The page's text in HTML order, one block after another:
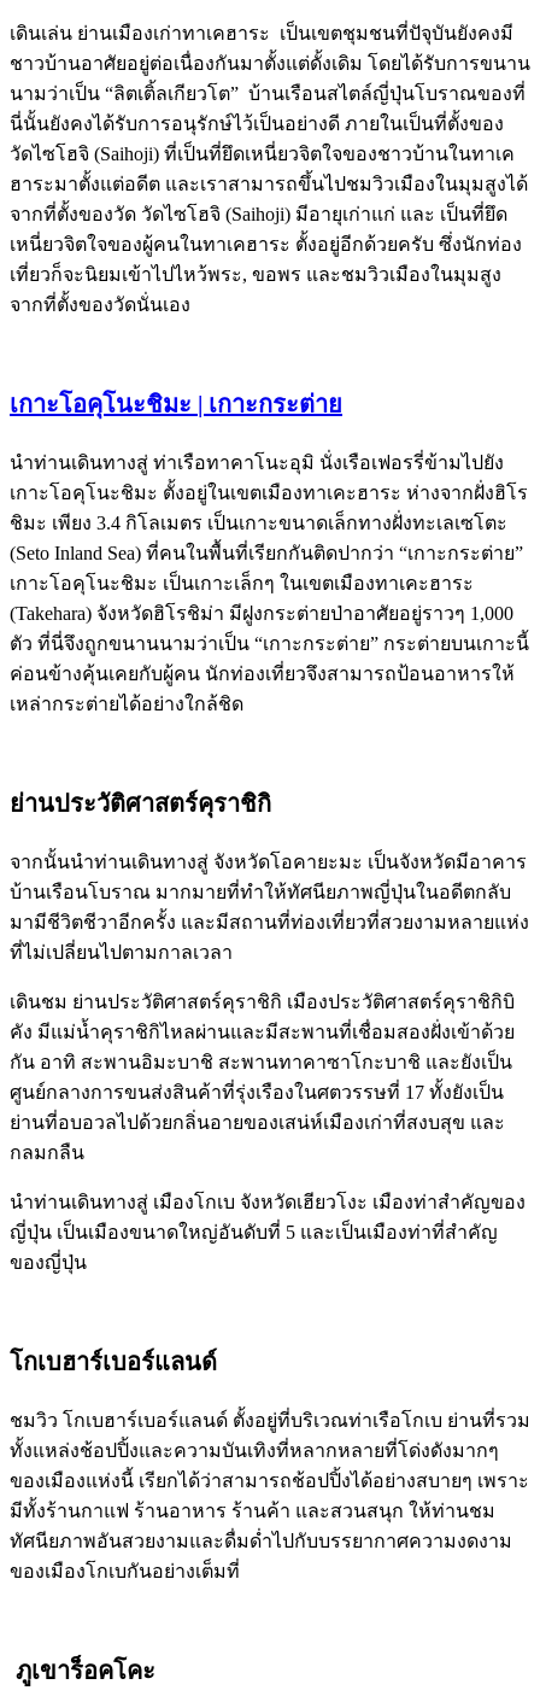
เดินเล่น ย่านเมืองเก่าทาเคฮาระ เป็นเขตชุมชนที่ปัจุบันยังคงมี
ชาวบ้านอาศัยอยู่ต่อเนื่องกันมาตั้งแต่ดั้งเดิม โดยได้รับการขนาน
นามว่าเป็น “ลิตเติ้ลเกียวโต” บ้านเรือนสไตล์ญี่ปุ่นโบราณของที่
นี่นั้นยังคงได้รับการอนุรักษ์ไว้เป็นอย่างดี ภายในเป็นที่ตั้งของ
วัดไซโฮจิ (Saihoji) ที่เป็นที่ยึดเหนี่ยวจิตใจของชาวบ้านในทาเค
ฮาระมาตั้งแต่อดีต และเราสามารถขึ้นไปชมวิวเมืองในมุมสูงได้
จากที่ตั้งของวัด วัดไซโฮจิ (Saihoji) มีอายุเก่าแก่ และ เป็นที่ยึด
เหนี่ยวจิตใจของผู้คนในทาเคฮาระ ตั้งอยู่อีกด้วยครับ ซึ่งนักท่อง
เที่ยวก็จะนิยมเข้าไปไหว้พระ, ขอพร และชมวิวเมืองในมุมสูง
จากที่ตั้งของวัดนั่นเอง
เกาะโอคุโนะชิมะ | เกาะกระต่าย
นำท่านเดินทางสู่ ท่าเรือทาคาโนะอุมิ นั่งเรือเฟอรรี่ข้ามไปยัง
เกาะโอคุโนะชิมะ ตั้งอยู่ในเขตเมืองทาเคะฮาระ ห่างจากฝั่งฮิโร
ชิมะ เพียง 3.4 กิโลเมตร เป็นเกาะขนาดเล็กทางฝั่งทะเลเซโตะ
(Seto Inland Sea) ที่คนในพื้นที่เรียกกันติดปากว่า “เกาะกระต่าย”
เกาะโอคุโนะชิมะ เป็นเกาะเล็กๆ ในเขตเมืองทาเคะฮาระ
(Takehara) จังหวัดฮิโรชิม่า มีฝูงกระต่ายป่าอาศัยอยู่ราวๆ 1,000
ตัว ที่นี่จึงถูกขนานนามว่าเป็น “เกาะกระต่าย” กระต่ายบนเกาะนี้
ค่อนข้างคุ้นเคยกับผู้คน นักท่องเที่ยวจึงสามารถป้อนอาหารให้
เหล่ากระต่ายได้อย่างใกล้ชิด
ย่านประวัติศาสตร์คุราชิกิ
จากนั้นนำท่านเดินทางสู่ จังหวัดโอคายะมะ เป็นจังหวัดมีอาคาร
บ้านเรือนโบราณ มากมายที่ทำให้ทัศนียภาพญี่ปุ่นในอดีตกลับ
มามีชีวิตชีวาอีกครั้ง และมีสถานที่ท่องเที่ยวที่สวยงามหลายแห่ง
ที่ไม่เปลี่ยนไปตามกาลเวลา
เดินชม ย่านประวัติศาสตร์คุราชิกิ เมืองประวัติศาสตร์คุราชิกิบิ
คัง มีแม่น้ำคุราชิกิไหลผ่านและมีสะพานที่เชื่อมสองฝั่งเข้าด้วย
กัน อาทิ สะพานอิมะบาชิ สะพานทาคาซาโกะบาชิ และยังเป็น
ศูนย์กลางการขนส่งสินค้าที่รุ่งเรืองในศตวรรษที่ 17 ทั้งยังเป็น
ย่านที่อบอวลไปด้วยกลิ่นอายของเสน่ห์เมืองเก่าที่สงบสุข และ
กลมกลืน
นำท่านเดินทางสู่ เมืองโกเบ จังหวัดเฮียวโงะ เมืองท่าสำคัญของ
ญี่ปุ่น เป็นเมืองขนาดใหญ่อันดับที่ 5 และเป็นเมืองท่าที่สำคัญ
ของญี่ปุ่น
โกเบฮาร์เบอร์แลนด์
ชมวิว โกเบฮาร์เบอร์แลนด์ ตั้งอยู่ที่บริเวณท่าเรือโกเบ ย่านที่รวม
ทั้งแหล่งช้อปปิ้งและความบันเทิงที่หลากหลายที่โด่งดังมากๆ
ของเมืองแห่งนี้ เรียกได้ว่าสามารถช้อปปิ้งได้อย่างสบายๆ เพราะ
มีทั้งร้านกาแฟ ร้านอาหาร ร้านค้า และสวนสนุก ให้ท่านชม
ทัศนียภาพอันสวยงามและดื่มด่ำไปกับบรรยากาศความงดงาม
ของเมืองโกเบกันอย่างเต็มที่
ภูเขาร็อคโคะ